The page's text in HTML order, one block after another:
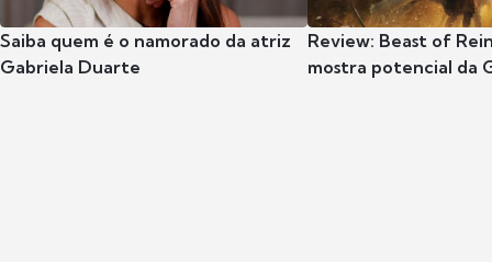
Saiba quem é o namorado da atriz
Gabriela Duarte
Review: Beast of
mostra potencial da